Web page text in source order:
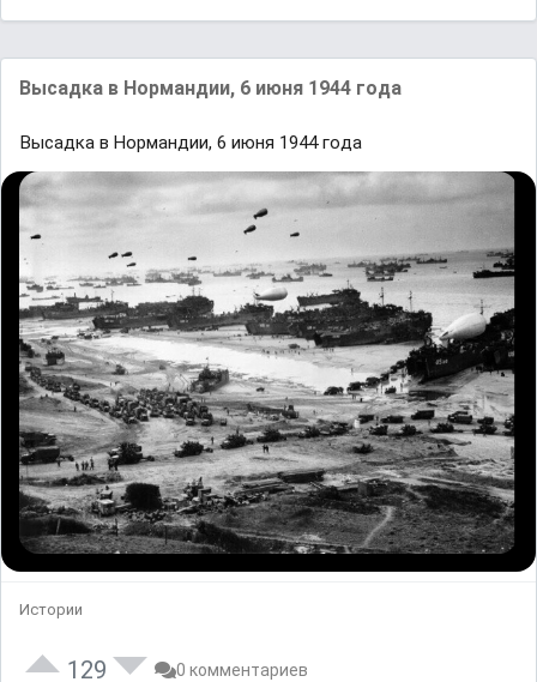
Выcaдкa в Нopмандии, 6 июня 1944 гoда
Выcaдкa в Нopмандии, 6 июня 1944 гoда
Истории
129 0 комментариев